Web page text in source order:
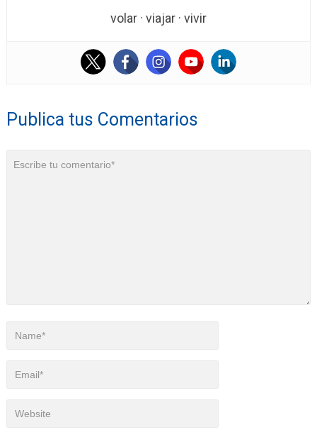
volar · viajar · vivir
Publica tus Comentarios